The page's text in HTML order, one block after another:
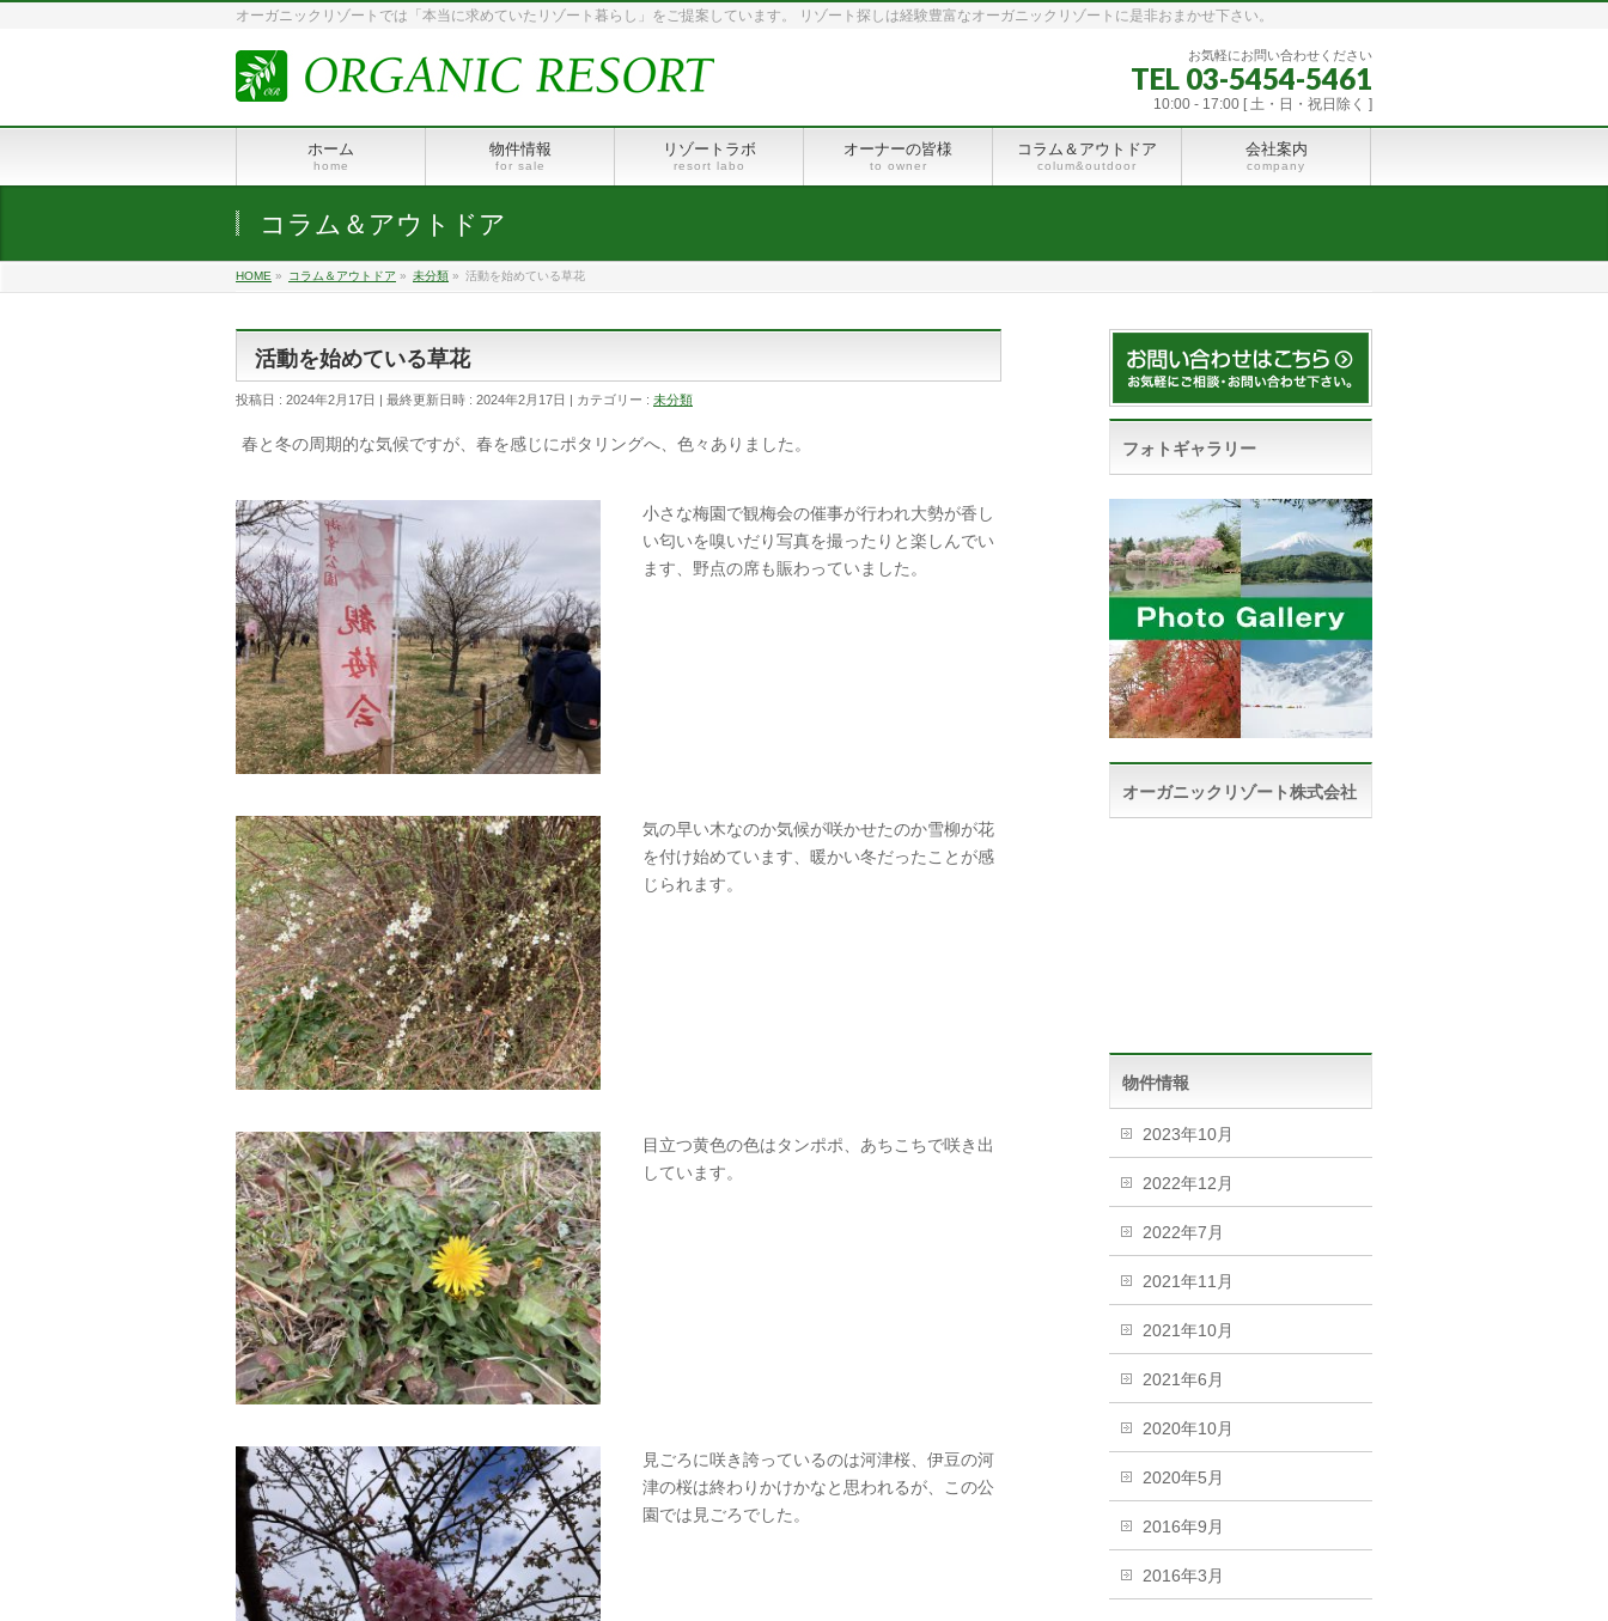
オーガニックリゾートでは「本当に求めていたリゾート暮らし」をご提案しています。 リゾート探しは経験豊富なオーガニックリゾートに是非おまかせ下さい。
お気軽にお問い合わせください
TEL 03-5454-5461
10:00 - 17:00 [ 土・日・祝日除く ]
ホーム
home
物件情報
for sale
リゾートラボ
resort labo
オーナーの皆様
to owner
コラム＆アウトドア
colum&outdoor
会社案内
company
コラム＆アウトドア
HOME » コラム＆アウトドア » 未分類 » 活動を始めている草花
活動を始めている草花
投稿日 : 2024年2月17日 最終更新日時 : 2024年2月17日 カテゴリー : 未分類
春と冬の周期的な気候ですが、春を感じにポタリングへ、色々ありました。
小さな梅園で観梅会の催事が行われ大勢が香し
い匂いを嗅いだり写真を撮ったりと楽しんでい
ます、野点の席も賑わっていました。
気の早い木なのか気候が咲かせたのか雪柳が花
を付け始めています、暖かい冬だったことが感
じられます。
目立つ黄色の色はタンポポ、あちこちで咲き出
しています。
見ごろに咲き誇っているのは河津桜、伊豆の河
津の桜は終わりかけかなと思われるが、この公
園では見ごろでした。
フォトギャラリー
オーガニックリゾート株式会社
物件情報
2023年10月
2022年12月
2022年7月
2021年11月
2021年10月
2021年6月
2020年10月
2020年5月
2016年9月
2016年3月